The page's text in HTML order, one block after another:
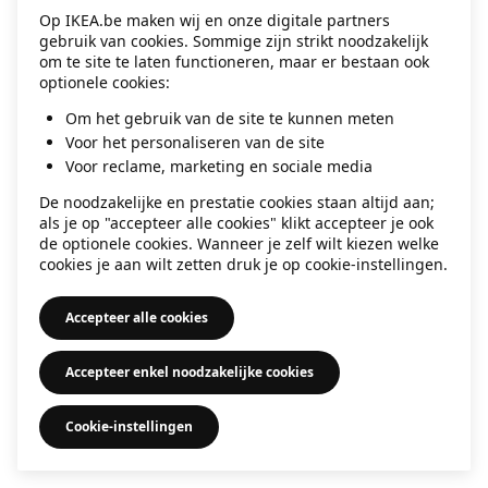
information).
Op IKEA.be maken wij en onze digitale partners
gebruik van cookies. Sommige zijn strikt noodzakelijk
om te site te laten functioneren, maar er bestaan ook
optionele cookies:
Om het gebruik van de site te kunnen meten
Voor het personaliseren van de site
Voor reclame, marketing en sociale media
De noodzakelijke en prestatie cookies staan altijd aan;
als je op "accepteer alle cookies" klikt accepteer je ook
de optionele cookies. Wanneer je zelf wilt kiezen welke
cookies je aan wilt zetten druk je op cookie-instellingen.
Accepteer alle cookies
Accepteer enkel noodzakelijke cookies
Cookie-instellingen